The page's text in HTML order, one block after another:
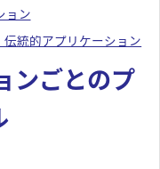
ョン
伝統的アプリケーション
ンごとのプ